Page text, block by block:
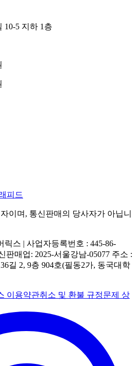
10-5 지하 1층
피드
이며, 통신판매의 당사자가 아닙니
스 | 사업자등록번호 : 445-86-
판매업: 2025-서울강남-05077 주소 :
길 2, 9층 904호(필동2가, 동국대학
이용약관취소 및 환불 규정문제 상